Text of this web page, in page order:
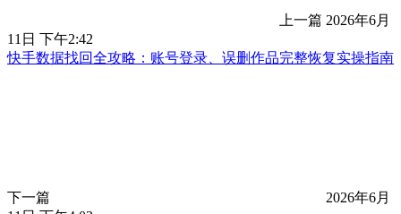
上一篇 2026年6月
11日 下午2:42
快手数据找回全攻略：账号登录、误删作品完整恢复实操指南
下一篇
2026年6月